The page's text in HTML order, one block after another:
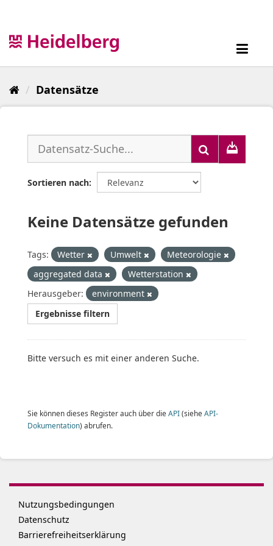
Datensätze
Sortieren nach
Keine Datensätze gefunden
Tags: Wetter Umwelt
Meteorologie
aggregated data
Wetterstation
Herausgeber:
environment
Ergebnisse filtern
Bitte versuch es mit einer anderen Suche.
Sie können dieses Register auch über die API(siehe API-
Dokumentation) abrufen.
Nutzungsbedingungen
Datenschutz
Barrierefreiheitserklärung